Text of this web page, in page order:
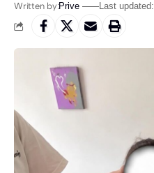
Written by:Prive Last